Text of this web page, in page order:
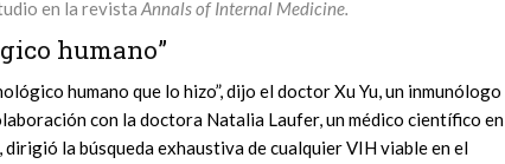
en la revista Annals of Internal Medicine.
humano”
humano que lo hizo”, dijo el doctor Xu Yu, un inmunólogo
con la doctora Natalia Laufer, un médico científico en
la búsqueda exhaustiva de cualquier VIH viable en el